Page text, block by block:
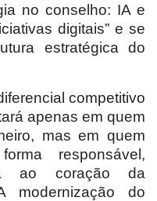
no conselho: IA e
digitais” e se
estratégica do
competitivo
apenas em quem
mas em quem
responsável,
ao coração da
modernização do